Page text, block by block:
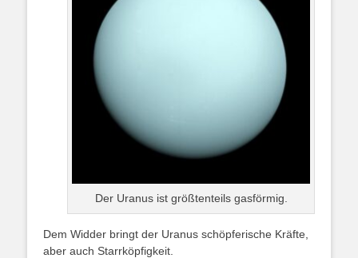
Der Uranus ist größtenteils gasförmig.
Dem Widder bringt der Uranus schöpferische Kräfte,
aber auch Starrköpfigkeit.